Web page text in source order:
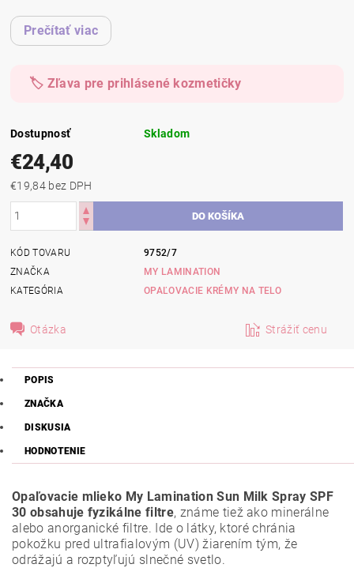
Prečítať viac
🏷️ Zľava pre prihlásené kozmetičky
Dostupnosť Skladom
€24,40
€19,84 bez DPH
KÓD TOVARU
9752/7
ZNAČKA
MY LAMINATION
KATEGÓRIA
OPAĽOVACIE KRÉMY NA TELO
Otázka Strážiť cenu
POPIS
ZNAČKA
DISKUSIA
HODNOTENIE
Opaľovacie mlieko My Lamination Sun Milk Spray SPF
30 obsahuje fyzikálne filtre, známe tiež ako minerálne
alebo anorganické filtre. Ide o látky, ktoré chránia
pokožku pred ultrafialovým (UV) žiarením tým, že
odrážajú a rozptyľujú slnečné svetlo.